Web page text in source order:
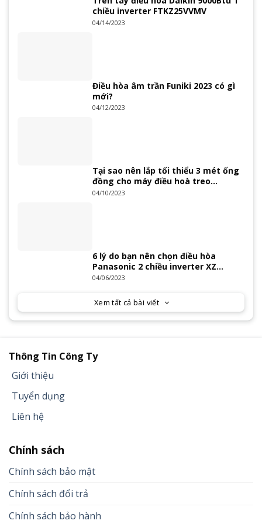
chiều inverter FTKZ25VVMV
04/14/2023
Điều hòa âm trần Funiki 2023 có gì
mới?
04/12/2023
Tại sao nên lắp tối thiểu 3 mét ống
đồng cho máy điều hoà treo
tường?
04/10/2023
6 lý do bạn nên chọn điều hòa
Panasonic 2 chiều inverter XZ
Series 2023
04/06/2023
Xem tất cả bài viết
Thông Tin Công Ty
Giới thiệu
Tuyển dụng
Liên hệ
Chính sách
Chính sách bảo mật
Chính sách đổi trả
Chính sách bảo hành